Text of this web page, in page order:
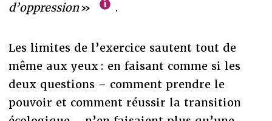
d’oppression» .
Les limites de l’exercice sautent tout de
même aux yeux : en faisant comme si les
deux questions – comment prendre le
pouvoir et comment réussir la transition